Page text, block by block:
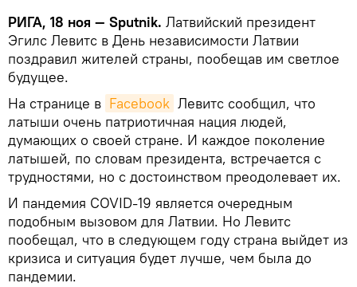
РИГА, 18 ноя — Sputnik. Латвийский президент
Эгилс Левитс в День независимости Латвии
поздравил жителей страны, пообещав им светлое
будущее.
На странице в Facebook Левитс сообщил, что
латыши очень патриотичная нация людей,
думающих о своей стране. И каждое поколение
латышей, по словам президента, встречается с
трудностями, но с достоинством преодолевает их.
И пандемия COVID-19 является очередным
подобным вызовом для Латвии. Но Левитс
пообещал, что в следующем году страна выйдет из
кризиса и ситуация будет лучше, чем была до
пандемии.